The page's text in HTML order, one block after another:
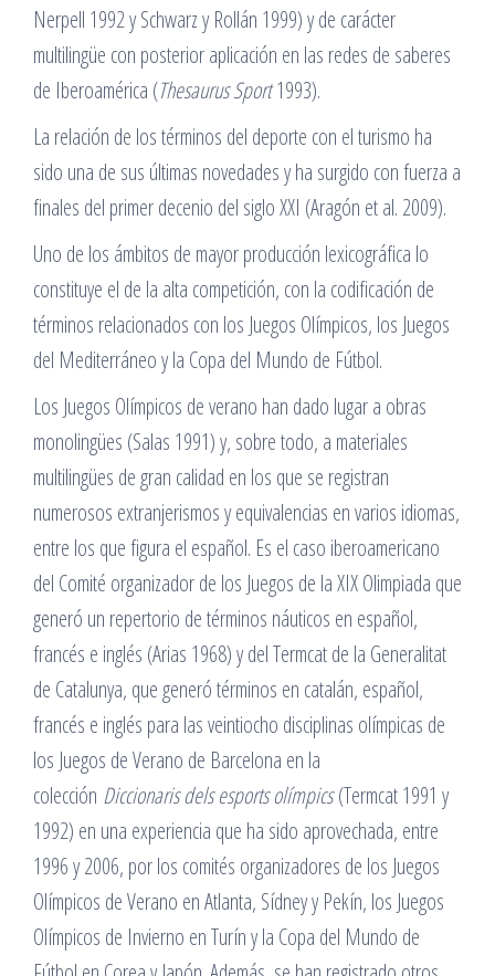
Nerpell 1992 y Schwarz y Rollán 1999) y de carácter
multilingüe con posterior aplicación en las redes de saberes
de Iberoamérica (Thesaurus Sport1993).
La relación de los términos del deporte con el turismo ha
sido una de sus últimas novedades y ha surgido con fuerza a
finales del primer decenio del siglo XXI (Aragón et al. 2009).
Uno de los ámbitos de mayor producción lexicográfica lo
constituye el de la alta competición, con la codificación de
términos relacionados con los Juegos Olímpicos, los Juegos
del Mediterráneo y la Copa del Mundo de Fútbol.
Los Juegos Olímpicos de verano han dado lugar a obras
monolingües (Salas 1991) y, sobre todo, a materiales
multilingües de gran calidad en los que se registran
numerosos extranjerismos y equivalencias en varios idiomas,
entre los que figura el español. Es el caso iberoamericano
del Comité organizador de los Juegos de la XIX Olimpiada que
generó un repertorio de términos náuticos en español,
francés e inglés (Arias 1968) y del Termcat de la Generalitat
de Catalunya, que generó términos en catalán, español,
francés e inglés para las veintiocho disciplinas olímpicas de
los Juegos de Verano de Barcelona en la
colección Diccionaris dels esports olímpics(Termcat 1991 y
1992) en una experiencia que ha sido aprovechada, entre
1996 y 2006, por los comités organizadores de los Juegos
Olímpicos de Verano en Atlanta, Sídney y Pekín, los Juegos
Olímpicos de Invierno en Turín y la Copa del Mundo de